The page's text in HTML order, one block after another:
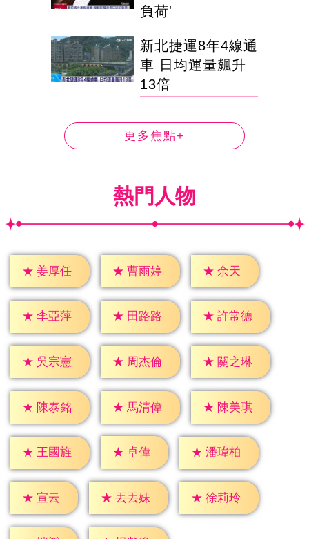
負荷'
新北捷運8年4線通
車 日均運量飆升
13倍
更多焦點+
熱門人物
★ 姜厚任 ★ 曹雨婷 ★ 余天
★ 李亞萍 ★ 田路路 ★ 許常德
★ 吳宗憲 ★ 周杰倫 ★ 關之琳
★ 陳泰銘 ★ 馬清偉 ★ 陳美琪
★ 王國旌 ★ 卓偉 ★ 潘瑋柏
★ 宣云 ★ 丟丟妹 ★ 徐莉玲